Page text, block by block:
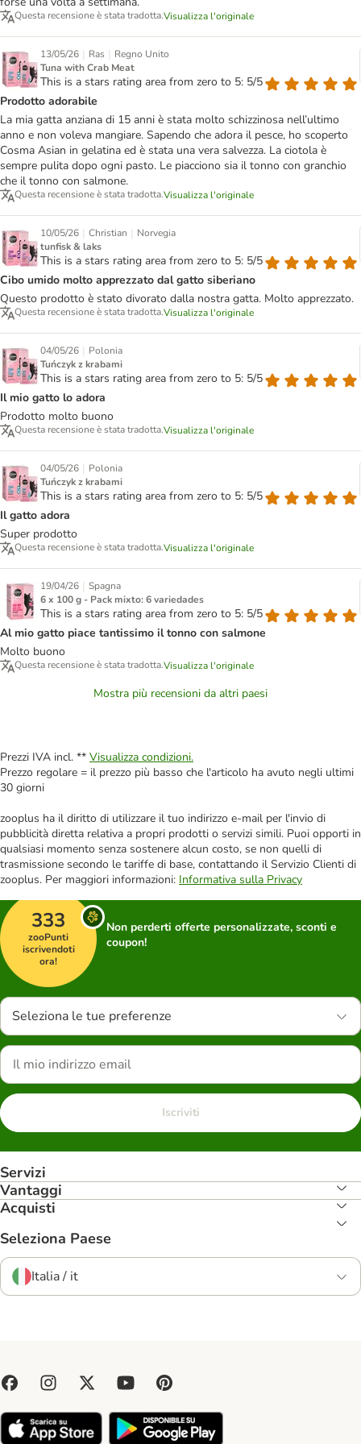
Questa recensione è stata tradotta.Visualizza l'originale
13/05/26 | Ras | Regno Unito
Tuna with Crab Meat
This is a stars rating area from zero to 5: 5/5
Prodotto adorabile
La mia gatta anziana di 15 anni è stata molto schizzinosa nell’ultimo
anno e non voleva mangiare. Sapendo che adora il pesce, ho scoperto
Cosma Asian in gelatina ed è stata una vera salvezza. La ciotola è
sempre pulita dopo ogni pasto. Le piacciono sia il tonno con granchio
che il tonno con salmone.
Questa recensione è stata tradotta.Visualizza l'originale
10/05/26 | Christian | Norvegia
tunfisk & laks
This is a stars rating area from zero to 5: 5/5
Cibo umido molto apprezzato dal gatto siberiano
Questo prodotto è stato divorato dalla nostra gatta. Molto apprezzato.
Questa recensione è stata tradotta.Visualizza l'originale
04/05/26 | Polonia
Tuńczyk z krabami
This is a stars rating area from zero to 5: 5/5
Il mio gatto lo adora
Prodotto molto buono
Questa recensione è stata tradotta.Visualizza l'originale
04/05/26 | Polonia
Tuńczyk z krabami
This is a stars rating area from zero to 5: 5/5
Il gatto adora
Super prodotto
Questa recensione è stata tradotta.Visualizza l'originale
19/04/26 | Spagna
6 x 100 g - Pack mixto: 6 variedades
This is a stars rating area from zero to 5: 5/5
Al mio gatto piace tantissimo il tonno con salmone
Molto buono
Questa recensione è stata tradotta.Visualizza l'originale
Mostra più recensioni da altri paesi
Prezzi IVA incl. ** Visualizza condizioni.
Prezzo regolare = il prezzo più basso che l'articolo ha avuto negli ultimi
30 giorni
zooplus ha il diritto di utilizzare il tuo indirizzo e-mail per l'invio di
pubblicità diretta relativa a propri prodotti o servizi simili. Puoi opporti in
qualsiasi momento senza sostenere alcun costo, se non quelli di
trasmissione secondo le tariffe di base, contattando il Servizio Clienti di
zooplus. Per maggiori informazioni: Informativa sulla Privacy
333
zooPunti
iscrivendoti
ora!
Non perderti offerte personalizzate, sconti e
coupon!
Seleziona le tue preferenze
Iscriviti
Servizi
Vantaggi
Acquisti
Seleziona Paese
Italia / it